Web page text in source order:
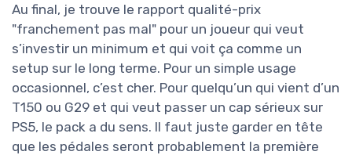
Au final, je trouve le rapport qualité-prix
"franchement pas mal" pour un joueur qui veut
s’investir un minimum et qui voit ça comme un
setup sur le long terme. Pour un simple usage
occasionnel, c’est cher. Pour quelqu’un qui vient d’un
T150 ou G29 et qui veut passer un cap sérieux sur
PS5, le pack a du sens. Il faut juste garder en tête
que les pédales seront probablement la première